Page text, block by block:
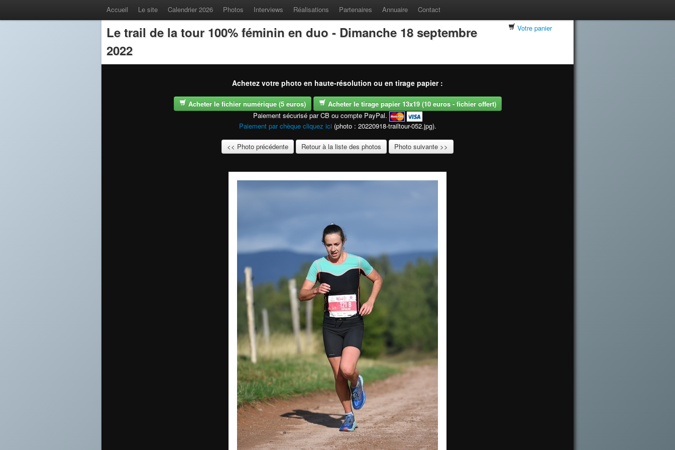
Accueil Le site Calendrier 2026 Photos Interviews Réalisations Partenaires Annuaire Contact
Le trail de la tour 100% féminin en duo - Dimanche 18 septembre
2022
Votre panier
Achetez votre photo en haute-résolution ou en tirage papier :
Acheter le fichier numérique (5 euros)
Acheter le tirage papier 13x19 (10 euros - fichier offert)
Paiement sécurisé par CB ou compte PayPal.
Paiement par chèque cliquez ici (photo : 20220918-trailtour-052.jpg).
<< Photo précédente Retour à la liste des photos Photo suivante >>